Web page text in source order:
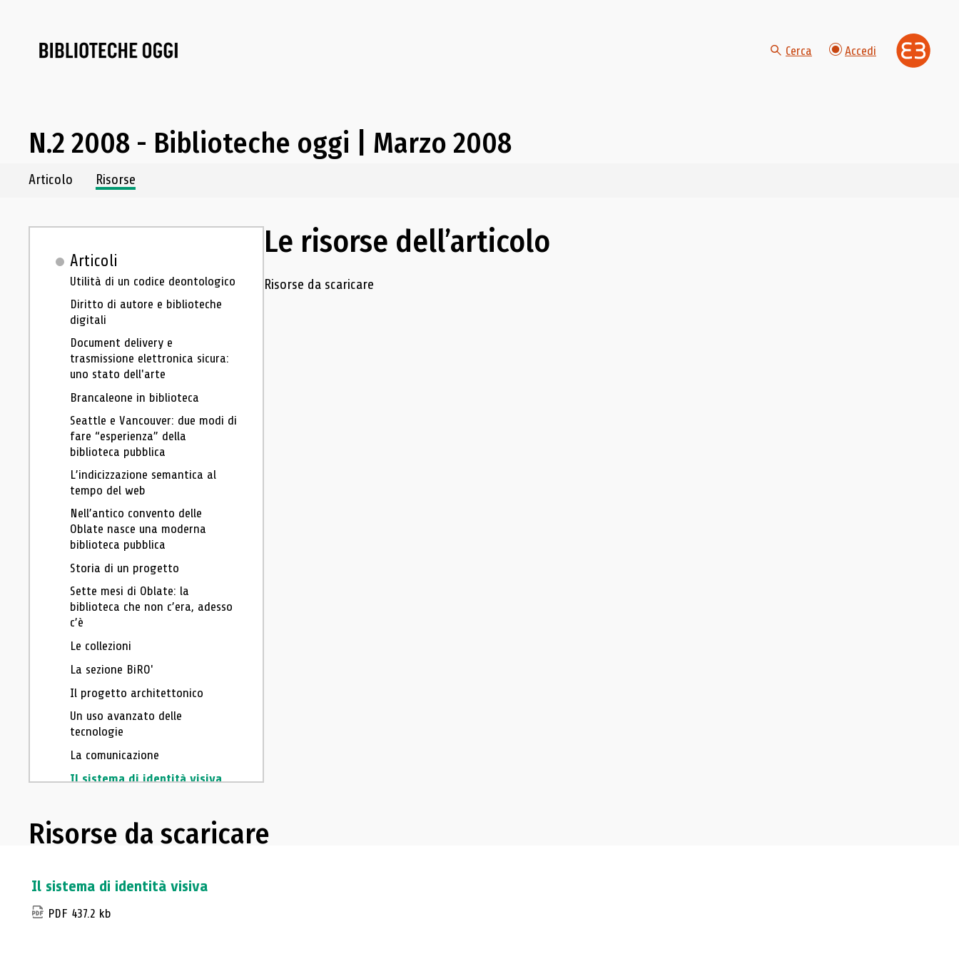
Cerca Accedi
N.2 2008 - Biblioteche oggi | Marzo 2008
Navigazione dei contenuti del fascicolo
Articolo Risorse
Articoli
Utilità di un codice deontologico
Diritto di autore e biblioteche
digitali
Document delivery e
trasmissione elettronica sicura:
uno stato dell'arte
Brancaleone in biblioteca
Seattle e Vancouver: due modi di
fare “esperienza” della
biblioteca pubblica
L’indicizzazione semantica al
tempo del web
Nell’antico convento delle
Oblate nasce una moderna
biblioteca pubblica
Storia di un progetto
Sette mesi di Oblate: la
biblioteca che non c’era, adesso
c’è
Le collezioni
La sezione BiRO'
Il progetto architettonico
Un uso avanzato delle
tecnologie
La comunicazione
Il sistema di identità visiva
OPAC, SOPAC e social networking:
L’informazione pubblica dalla
produzione alla disponibilità
Sistema bibliotecario del
Le risorse dell’articolo
Navigazione delle risorse
Risorse da scaricare
Risorse da scaricare
Il sistema di identità visiva
PDF 437.2 kb